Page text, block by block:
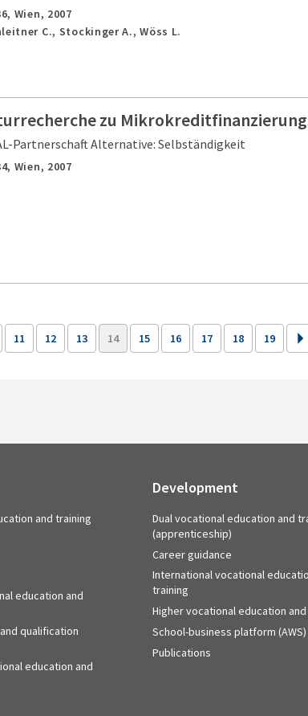
Wien, 2007
C., Stockinger A., Wöss L.
zu
Partnerschaft Alternative: Selbständigkeit
Wien, 2007
11 12 13 14 15 16 17 18 19
and training
education and
qualification
education and
Development
Dual vocational education and
(apprenticeship)
Career guidance
International vocational
training
Higher vocational education
School-business platform (AWS)
Publications